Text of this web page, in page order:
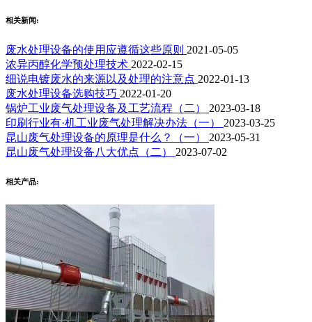
相关新闻:
废水处理设备的使用应遵循这些原则 2021-05-05
浓异丙醇化学预处理技术 2022-02-15
细说电镀废水的来源以及处理的注意点 2022-01-13
废水处理设备选购技巧 2022-01-20
锅炉工业废气处理设备及工艺流程（二） 2023-03-18
印刷行业有·机工业废气处理解决办法（一） 2023-03-25
昆山废气处理设备的原理是什么？（一） 2023-05-31
昆山废气处理设备八大优点（二） 2023-07-02
相关产品: